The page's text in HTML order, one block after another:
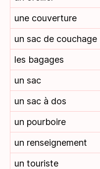
une couverture
un sac de couchage
les bagages
un sac
un sac à dos
un pourboire
un renseignement
un touriste